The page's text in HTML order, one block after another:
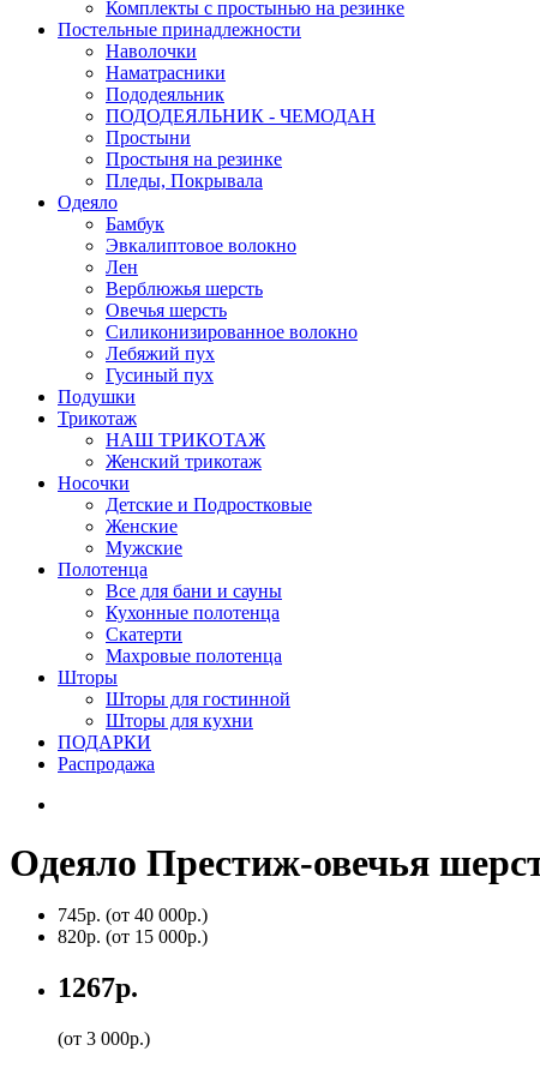
Комплекты с простынью на резинке
Постельные принадлежности
Наволочки
Наматрасники
Пододеяльник
ПОДОДЕЯЛЬНИК - ЧЕМОДАН
Простыни
Простыня на резинке
Пледы, Покрывала
Одеяло
Бамбук
Эвкалиптовое волокно
Лен
Верблюжья шерсть
Овечья шерсть
Силиконизированное волокно
Лебяжий пух
Гусиный пух
Подушки
Трикотаж
НАШ ТРИКОТАЖ
Женский трикотаж
Носочки
Детские и Подростковые
Женские
Мужские
Полотенца
Все для бани и сауны
Кухонные полотенца
Скатерти
Махровые полотенца
Шторы
Шторы для гостинной
Шторы для кухни
ПОДАРКИ
Распродажа
Одеяло Престиж-овечья
745р. (от 40 000р.)
820р. (от 15 000р.)
1267р.
(от 3 000р.)